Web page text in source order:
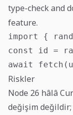
type-check and
feature.
import {
const id =
await
Riskler
Node 26 hâlâ
değişim değildir;